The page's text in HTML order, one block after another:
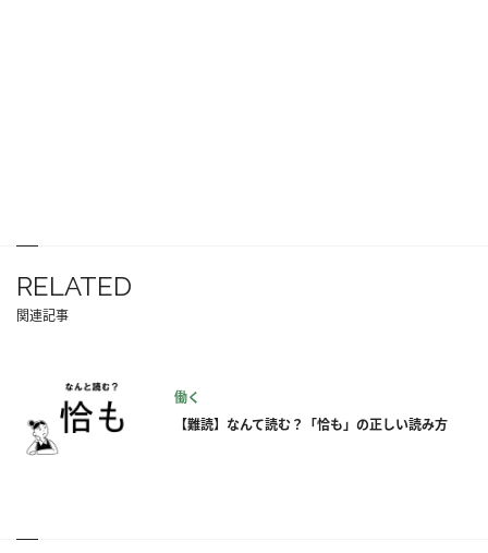
RELATED
関連記事
働く
【難読】なんて読む？「恰も」の正しい読み方